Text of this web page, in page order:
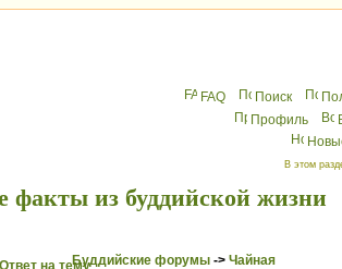
FAQ Поиск
Профиль
В этом
факты из буддийской жизни
Буддийские форумы -> Чайная